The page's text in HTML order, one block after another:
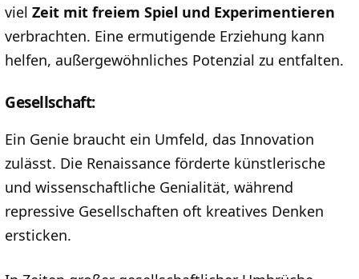
viel Zeit mit freiem Spiel und Experimentieren
verbrachten. Eine ermutigende Erziehung kann
helfen, außergewöhnliches Potenzial zu entfalten.
Gesellschaft:
Ein Genie braucht ein Umfeld, das Innovation
zulässt. Die Renaissance förderte künstlerische
und wissenschaftliche Genialität, während
repressive Gesellschaften oft kreatives Denken
ersticken.